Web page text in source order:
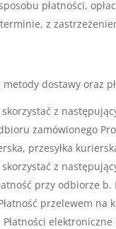
płatności,
z
metody dostawy oraz
z
zamówionego
przesyłka
z
przy odbiorze b.
przelewem na
elektroniczne